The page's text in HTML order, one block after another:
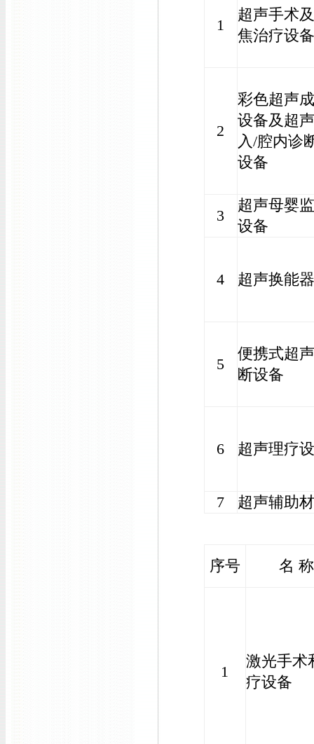
1
超声手术
焦治疗设备
2
彩色超声
设备及超
入/腔内诊
设备
3
超声母婴
设备
4 超声换能器
5
便携式超
断设备
6 超声理疗
7 超声辅助
序号 名 称
1
激光手术
疗设备